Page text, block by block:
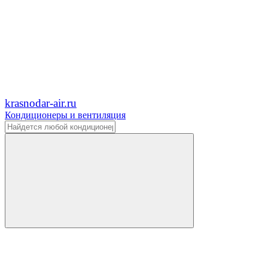
krasnodar-air.ru
Кондиционеры и вентиляция